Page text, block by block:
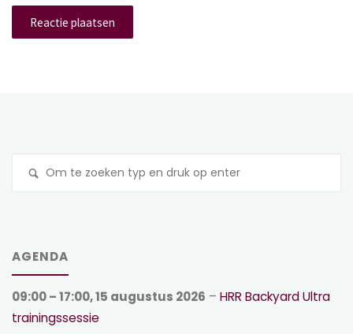
AGENDA
09:00– 17:00,15 augustus 2026 –HRR Backyard Ultra
trainingssessie